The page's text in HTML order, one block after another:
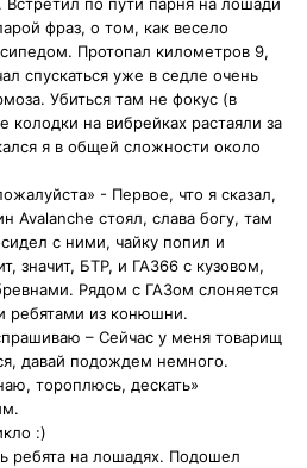
по пути парня на лошади
фраз, о том, как весело
Протопал километров 9,
спускаться уже в седле очень
Убиться там не фокус (в
колодки на вибрейках растаяли за
я в общей сложности около
- Первое, что я сказал,
Avalanche стоял, слава богу, там
с ними, чайку попил и
значит, БТР, и ГАЗ66 с кузовом,
Рядом с ГАЗом слоняется
ребятами из конюшни.
– Сейчас у меня товарищ
давай подождем немного.
тороплюсь, дескать»
:)
ребята на лошадях. Подошел